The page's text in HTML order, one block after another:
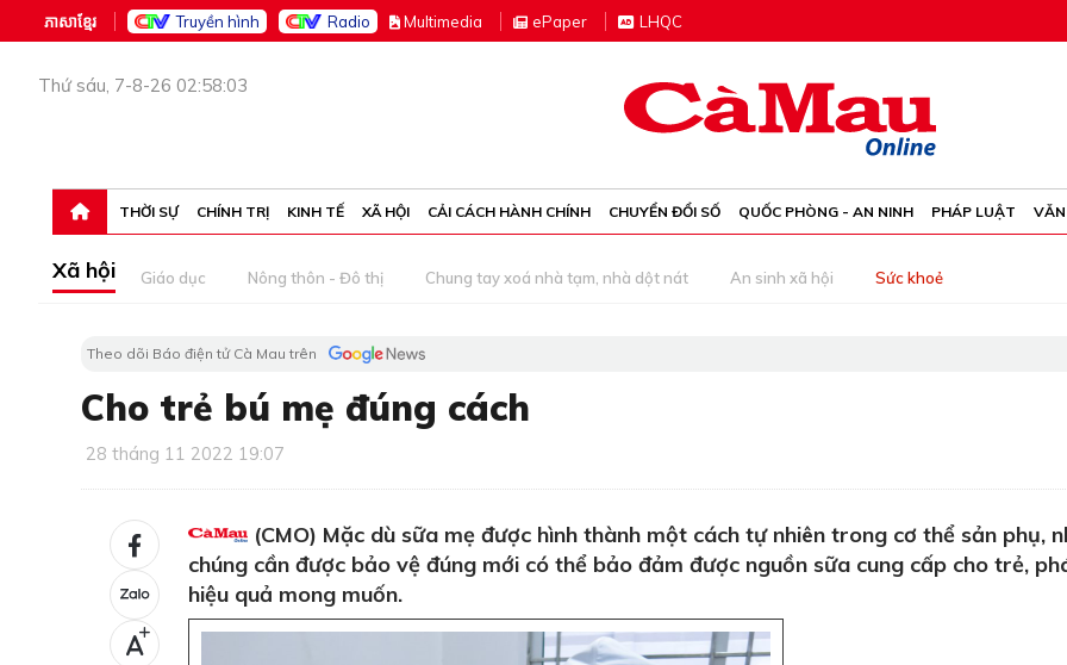
ភាសាខ្មែរ Truyền hình Radio Multimedia ePaper LHQC
Thứ sáu, 7-8-26 02:58:03
THỜI SỰ CHÍNH TRỊ KINH TẾ XÃ HỘI CẢI CÁCH HÀNH CHÍNH CHUYỂN ĐỔI SỐ QUỐC PHÒNG - AN NINH PHÁP LUẬT
Xã hội Giáo dục Nông thôn - Đô thị Chung tay xoá nhà tạm, nhà dột nát An sinh xã hội Sức khoẻ
Theo dõi Báo điện tử Cà Mau trên
Cho trẻ bú mẹ đúng cách
28 tháng 11 2022 19:07
+
(CMO) Mặc dù sữa mẹ được hình thành một cách tự nhiên trong cơ thể sản phụ,
chúng cần được bảo vệ đúng mới có thể bảo đảm được nguồn sữa cung cấp cho trẻ,
hiệu quả mong muốn.